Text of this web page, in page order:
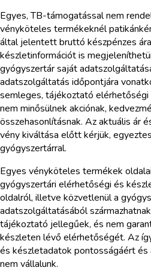
Egyes, TB-támogatással nem
vényköteles termékeknél
által jelentett bruttó készpénzes
készletinformációt is
gyógyszertár saját
adatszolgáltatás időpontjára
semleges, tájékoztató elérhetőségi
nem minősülnek akciónak,
összehasonlításnak. Az aktuális ár
vény kiváltása előtt kérjük,
gyógyszertárral.
Egyes vényköteles termékek
gyógyszertári elérhetőségi és
oldalról, illetve közvetlenül a
adatszolgáltatásából
tájékoztató jellegűek, és nem
készleten lévő elérhetőségét. Az
és készletadatok pontosságáért
nem vállalunk.